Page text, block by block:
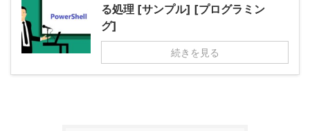
る処理 [サンプル] [プログラミン
グ]
続きを見る